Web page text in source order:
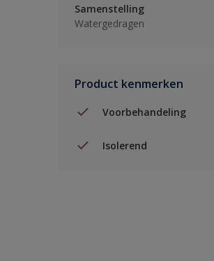
Samenstelling
Watergedragen
Product kenmerken
Voorbehandeling
Isolerend